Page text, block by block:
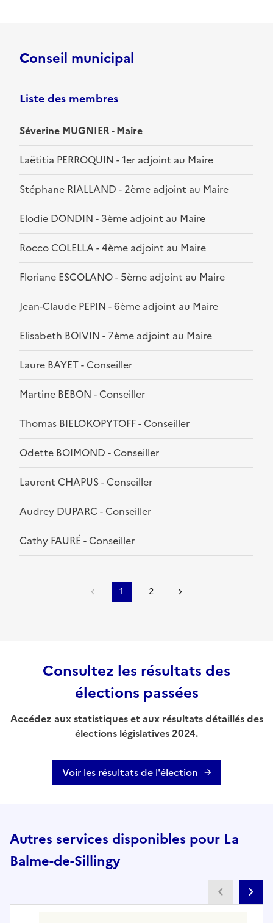
Conseil municipal
Liste des membres
Séverine MUGNIER - Maire
Laëtitia PERROQUIN - 1er adjoint au Maire
Stéphane RIALLAND - 2ème adjoint au Maire
Elodie DONDIN - 3ème adjoint au Maire
Rocco COLELLA - 4ème adjoint au Maire
Floriane ESCOLANO - 5ème adjoint au Maire
Jean-Claude PEPIN - 6ème adjoint au Maire
Elisabeth BOIVIN - 7ème adjoint au Maire
Laure BAYET - Conseiller
Martine BEBON - Conseiller
Thomas BIELOKOPYTOFF - Conseiller
Odette BOIMOND - Conseiller
Laurent CHAPUS - Conseiller
Audrey DUPARC - Conseiller
Cathy FAURÉ - Conseiller
1 2
Consultez les résultats des
élections passées
Accédez aux statistiques et aux résultats détaillés des
élections législatives 2024.
Voir les résultats de l'élection
Autres services disponibles pour La
Balme-de-Sillingy